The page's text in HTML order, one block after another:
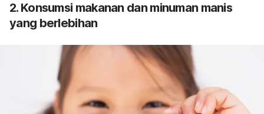
2. Konsumsi makanan dan minuman manis
yang berlebihan